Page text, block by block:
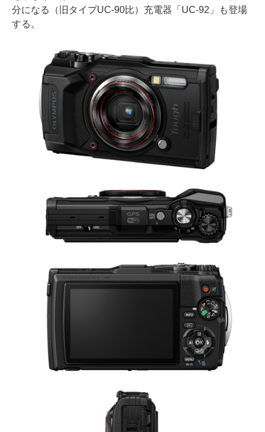
分になる（旧タイプUC-90比）充電器「UC-92」も登場
する。